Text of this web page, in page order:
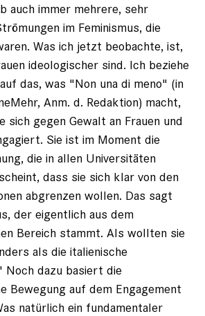
auch immer mehrere, sehr
im Feminismus, die
Was ich jetzt beobachte, ist,
ideologischer sind. Ich beziehe
das, was "Non una di meno" (in
Anm. d. Redaktion) macht,
sich gegen Gewalt an Frauen und
Sie ist im Moment die
die in allen Universitäten
dass sie sich klar von den
abgrenzen wollen. Das sagt
der eigentlich aus dem
Bereich stammt. Als wollten sie
als die italienische
Noch dazu basiert die
Bewegung auf dem Engagement
natürlich ein fundamentaler